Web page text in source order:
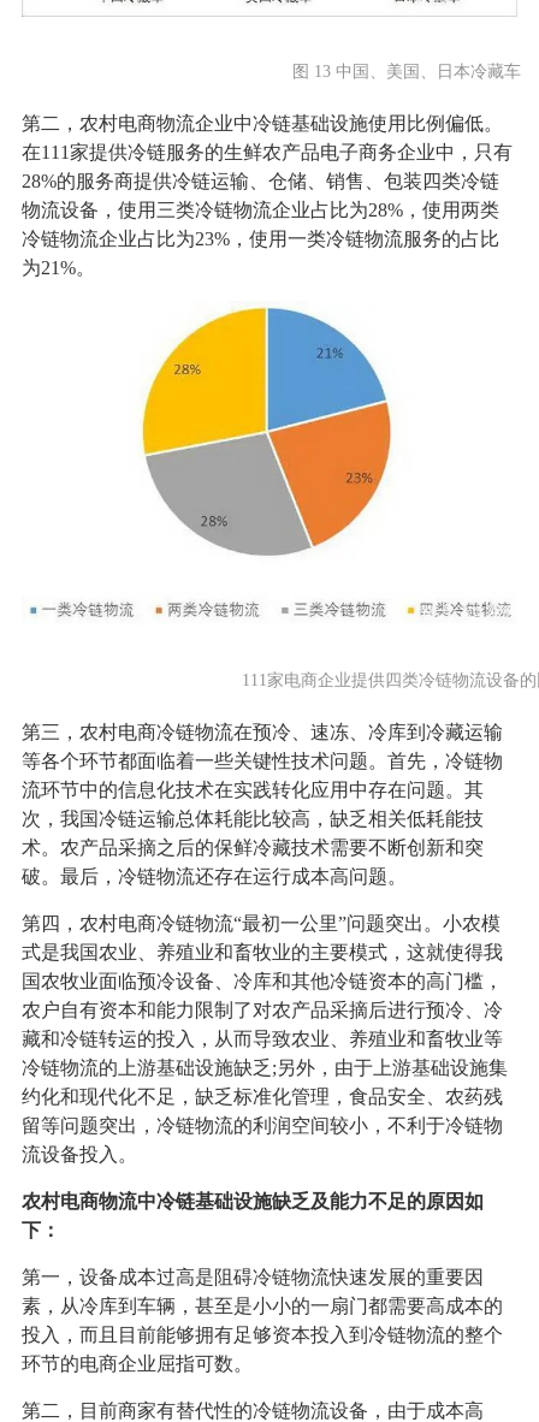
图 13 中国、美国、日本冷藏车
第二，农村电商物流企业中冷链基础设施使用比例偏低。
在111家提供冷链服务的生鲜农产品电子商务企业中，只有
28%的服务商提供冷链运输、仓储、销售、包装四类冷链
物流设备，使用三类冷链物流企业占比为28%，使用两类
冷链物流企业占比为23%，使用一类冷链物流服务的占比
为21%。
111家电商企业提供四类冷链物流设备
第三，农村电商冷链物流在预冷、速冻、冷库到冷藏运输
等各个环节都面临着一些关键性技术问题。首先，冷链物
流环节中的信息化技术在实践转化应用中存在问题。其
次，我国冷链运输总体耗能比较高，缺乏相关低耗能技
术。农产品采摘之后的保鲜冷藏技术需要不断创新和突
破。最后，冷链物流还存在运行成本高问题。
第四，农村电商冷链物流“最初一公里”问题突出。小农模
式是我国农业、养殖业和畜牧业的主要模式，这就使得我
国农牧业面临预冷设备、冷库和其他冷链资本的高门槛，
农户自有资本和能力限制了对农产品采摘后进行预冷、冷
藏和冷链转运的投入，从而导致农业、养殖业和畜牧业等
冷链物流的上游基础设施缺乏;另外，由于上游基础设施集
约化和现代化不足，缺乏标准化管理，食品安全、农药残
留等问题突出，冷链物流的利润空间较小，不利于冷链物
流设备投入。
农村电商物流中冷链基础设施缺乏及能力不足的原因如
下：
第一，设备成本过高是阻碍冷链物流快速发展的重要因
素，从冷库到车辆，甚至是小小的一扇门都需要高成本的
投入，而且目前能够拥有足够资本投入到冷链物流的整个
环节的电商企业屈指可数。
第二，目前商家有替代性的冷链物流设备，由于成本高